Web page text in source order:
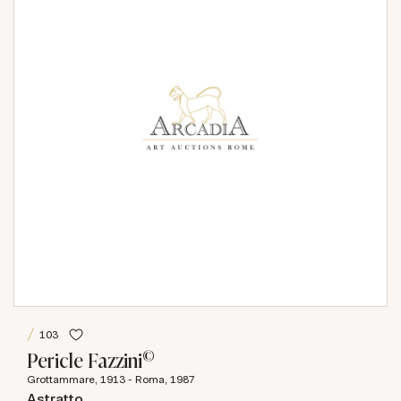
103
Pericle Fazzini©
Grottammare, 1913 - Roma, 1987